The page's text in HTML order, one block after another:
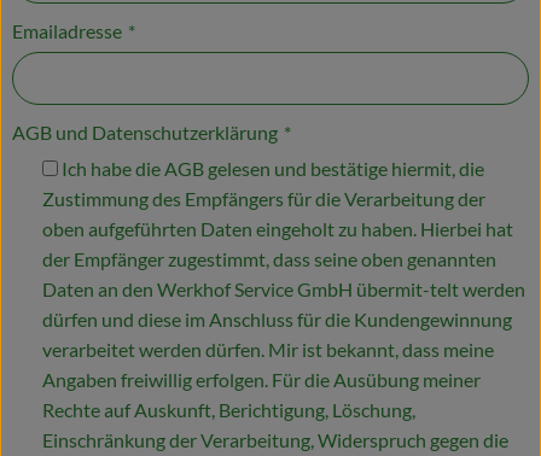
Emailadresse *
AGB und Datenschutzerklärung *
Ich habe die AGB gelesen und bestätige hiermit, die
Zustimmung des Empfängers für die Verarbeitung der
oben aufgeführten Daten eingeholt zu haben. Hierbei hat
der Empfänger zugestimmt, dass seine oben genannten
Daten an den Werkhof Service GmbH übermit-telt werden
dürfen und diese im Anschluss für die Kundengewinnung
verarbeitet werden dürfen. Mir ist bekannt, dass meine
Angaben freiwillig erfolgen. Für die Ausübung meiner
Rechte auf Auskunft, Berichtigung, Löschung,
Einschränkung der Verarbeitung, Widerspruch gegen die